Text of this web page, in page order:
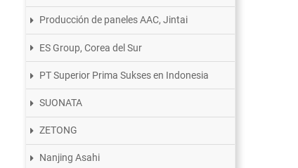
Producción de paneles AAC, Jintai
ES Group, Corea del Sur
PT Superior Prima Sukses en Indonesia
SUONATA
ZETONG
Nanjing Asahi